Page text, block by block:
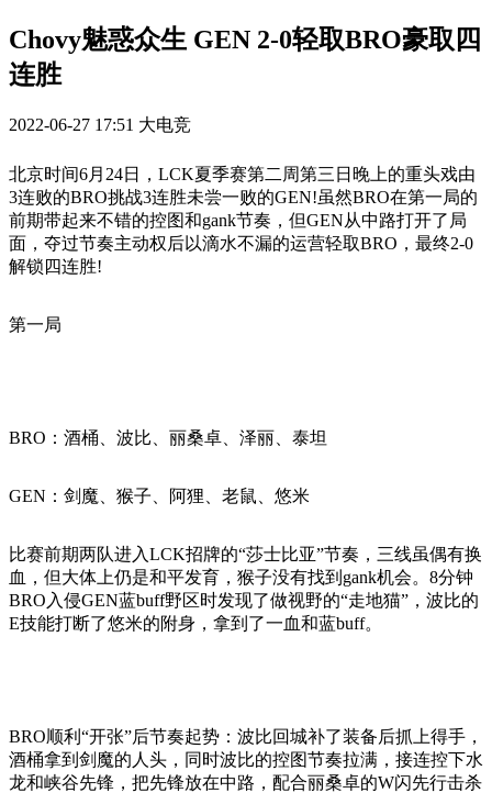
Chovy魅惑众生 GEN 2-0轻取BRO豪取四
连胜
2022-06-27 17:51 大电竞
北京时间6月24日，LCK夏季赛第二周第三日晚上的重头戏由
3连败的BRO挑战3连胜未尝一败的GEN!虽然BRO在第一局的
前期带起来不错的控图和gank节奏，但GEN从中路打开了局
面，夺过节奏主动权后以滴水不漏的运营轻取BRO，最终2-0
解锁四连胜!
第一局
BRO：酒桶、波比、丽桑卓、泽丽、泰坦
GEN：剑魔、猴子、阿狸、老鼠、悠米
比赛前期两队进入LCK招牌的“莎士比亚”节奏，三线虽偶有换
血，但大体上仍是和平发育，猴子没有找到gank机会。8分钟
BRO入侵GEN蓝buff野区时发现了做视野的“走地猫”，波比的
E技能打断了悠米的附身，拿到了一血和蓝buff。
BRO顺利“开张”后节奏起势：波比回城补了装备后抓上得手，
酒桶拿到剑魔的人头，同时波比的控图节奏拉满，接连控下水
龙和峡谷先锋，把先锋放在中路，配合丽桑卓的W闪先行击杀